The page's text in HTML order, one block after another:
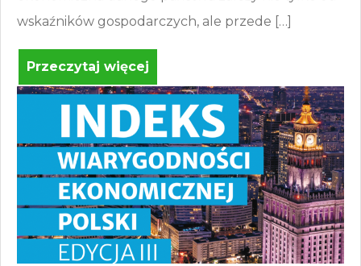
wskaźników gospodarczych, ale przede […]
Przeczytaj więcej